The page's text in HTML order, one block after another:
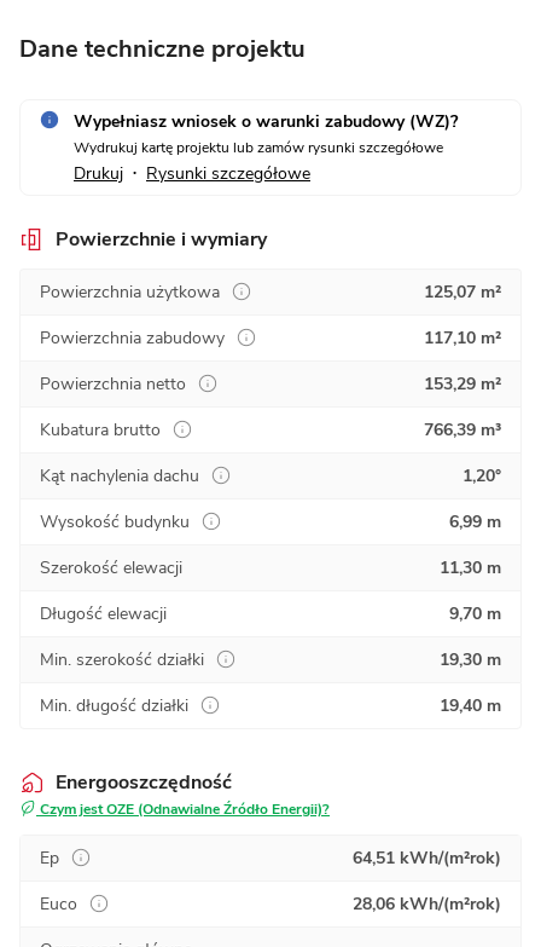
Dane techniczne projektu
Wypełniasz wniosek o warunki zabudowy (WZ)?
Wydrukuj kartę projektu lub zamów rysunki szczegółowe
Drukuj • Rysunki szczegółowe
Powierzchnie i wymiary
Powierzchnia użytkowa
125,07 m²
Powierzchnia zabudowy
117,10 m²
Powierzchnia netto
153,29 m²
Kubatura brutto
766,39 m³
Kąt nachylenia dachu
1,20°
Wysokość budynku
6,99 m
Szerokość elewacji
11,30 m
Długość elewacji
9,70 m
Min. szerokość działki
19,30 m
Min. długość działki
19,40 m
Energooszczędność
Czym jest OZE (Odnawialne Źródło Energii)?
Ep
64,51 kWh/(m²rok)
Euco
28,06 kWh/(m²rok)